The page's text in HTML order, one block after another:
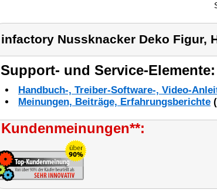
infactory Nussknacker Deko Figur,
Support- und Service-Elemente:
Handbuch-, Treiber-Software-, Video-
Meinungen, Beiträge, Erfahrungsberichte
Kundenmeinungen**: